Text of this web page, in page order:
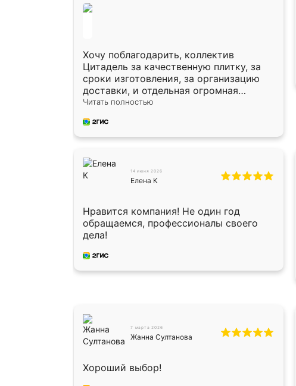
Хочу поблагодарить, коллектив
Цитадель за качественную плитку, за
сроки изготовления, за организацию
доставки, и отдельная огромная
благодарность за укладку плитки
профессионально, молодцы ребята.
Читать полностью
14 июня 2026
Елена К
Нравится компания! Не один год
обращаемся, профессионалы своего
дела!
7 марта 2026
Жанна Султанова
Хороший выбор!